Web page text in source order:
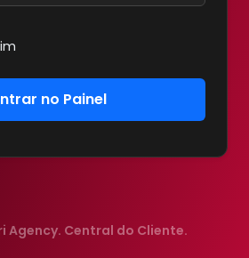
Agency. Central do Cliente.